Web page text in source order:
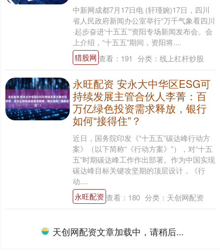
中新网成都7月17日电 (轩瑾婉)17日，四川
省人民政府新闻办公室举行“万千气象看四川
·起步奋进‘十五五’”资阳专场新闻发布会。会
上介绍，“十五五”期间，资阳将....
猎股网 查看： 191 分类： 线上杠杆炒股
永旺配资 安永大中华区ESG可
持续发展主管合伙人李菁：百
万亿绿色投资需求释放，银行
如何“接得住”？
近日，国务院印发《“十五五”碳达峰行动方
案》（以下简称“《行动方案》”），对“十五
五”时期碳达峰工作作出部署。作为中国实现
碳达峰目标关键攻坚期的顶层设计，《行
动....
永旺配资 查看： 180 分类： 天创网配资
天创网配资文章加载中，请稍后...